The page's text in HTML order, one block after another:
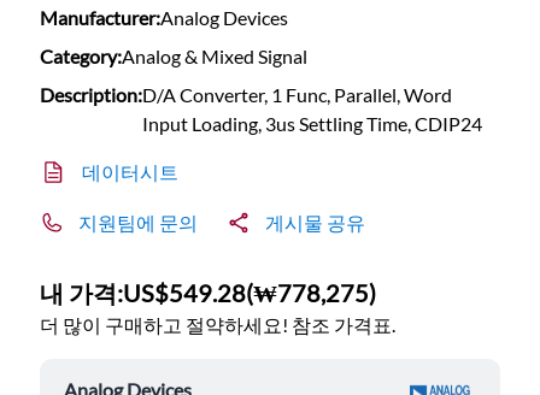
Manufacturer:Analog Devices
Category:Analog & Mixed Signal
Description:D/A Converter, 1 Func, Parallel, Word
Input Loading, 3us Settling Time, CDIP24
데이터시트
지원팀에 문의 게시물 공유
내 가격:US$549.28(₩778,275)
더 많이 구매하고 절약하세요! 참조 가격표.
Analog Devices